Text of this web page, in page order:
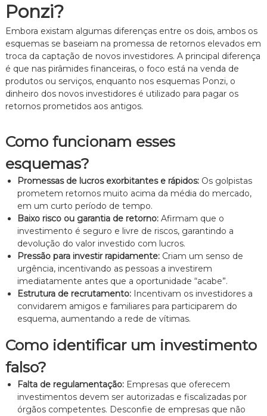
d
e
F
m
í
l
c
o
t
e
i
m
e
n
t
o
t
i
c
,
c
r
o
e
Ponzi?
Embora existam algumas diferenças entre os dois, ambos os
esquemas se baseiam na promessa de retornos elevados em
troca da captação de novos investidores. A principal diferença
é que nas pirâmides financeiras, o foco está na venda de
produtos ou serviços, enquanto nos esquemas Ponzi, o
dinheiro dos novos investidores é utilizado para pagar os
retornos prometidos aos antigos.
Como funcionam esses
esquemas?
Promessas de lucros exorbitantes e rápidos:Os golpistas
prometem retornos muito acima da média do mercado,
em um curto período de tempo.
Baixo risco ou garantia de retorno:Afirmam que o
investimento é seguro e livre de riscos, garantindo a
devolução do valor investido com lucros.
Pressão para investir rapidamente:Criam um senso de
urgência, incentivando as pessoas a investirem
imediatamente antes que a oportunidade “acabe”.
Estrutura de recrutamento:Incentivam os investidores a
convidarem amigos e familiares para participarem do
esquema, aumentando a rede de vítimas.
Como identificar um investimento
falso?
Falta de regulamentação:Empresas que oferecem
investimentos devem ser autorizadas e fiscalizadas por
órgãos competentes. Desconfie de empresas que não